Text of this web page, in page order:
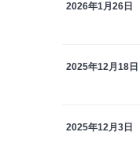
2026年1月26日
2025年12月18日
2025年12月3日